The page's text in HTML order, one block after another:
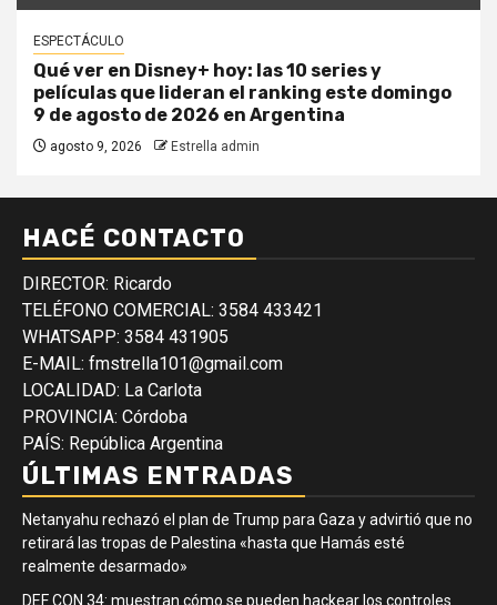
ESPECTÁCULO
Qué ver en Disney+ hoy: las 10 series y
películas que lideran el ranking este domingo
9 de agosto de 2026 en Argentina
agosto 9, 2026 Estrella admin
HACÉ CONTACTO
DIRECTOR: Ricardo
TELÉFONO COMERCIAL: 3584 433421
WHATSAPP: 3584 431905
E-MAIL: fmstrella101@gmail.com
LOCALIDAD: La Carlota
PROVINCIA: Córdoba
PAÍS: República Argentina
ÚLTIMAS ENTRADAS
Netanyahu rechazó el plan de Trump para Gaza y advirtió que no
retirará las tropas de Palestina «hasta que Hamás esté
realmente desarmado»
DEF CON 34: muestran cómo se pueden hackear los controles